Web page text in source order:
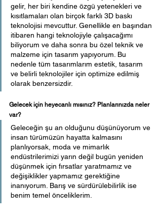
gelir, her biri kendine özgü yetenekleri ve
kısıtlamaları olan birçok farklı 3D baskı
teknolojisi mevcuttur. Genellikle en başından
itibaren hangi teknolojiyle çalışacağımı
biliyorum ve daha sonra bu özel teknik ve
malzeme için tasarım yapıyorum. Bu
nedenle tüm tasarımlarım estetik, tasarım
ve belirli teknolojiler için optimize edilmiş
olarak benzersizdir.
Gelecek için heyecanlı mısınız? Planlarınızda neler
var?
Geleceğin şu an olduğunu düşünüyorum ve
insan türümüzün hayatta kalmasını
planlıyorsak, moda ve mimarlık
endüstrilerimizi yarın değil bugün yeniden
düşünmek için fırsatlar yaratmamız ve
değişiklikler yapmamız gerektiğine
inanıyorum. Barış ve sürdürülebilirlik ise
benim temel önceliklerim.